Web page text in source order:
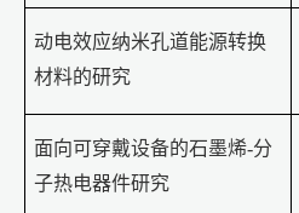
动电效应纳米孔道能源转换
材料的研究
面向可穿戴设备的石墨烯-分
子热电器件研究